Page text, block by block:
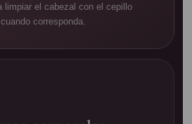
limpiar el cabezal con el cepillo
corresponda.